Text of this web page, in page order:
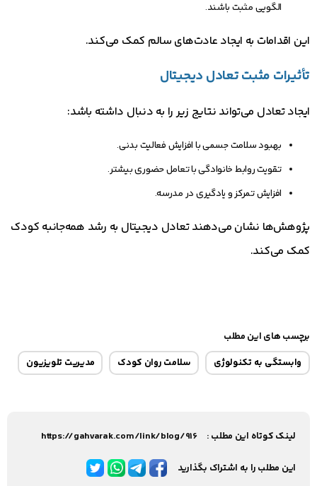
الگویی مثبت باشند.
این اقدامات به ایجاد عادت‌های سالم کمک می‌کند.
تأثیرات مثبت تعادل دیجیتال
ایجاد تعادل می‌تواند نتایج زیر را به دنبال داشته باشد:
بهبود سلامت جسمی با افزایش فعالیت بدنی.
تقویت روابط خانوادگی با تعامل حضوری بیشتر.
افزایش تمرکز و یادگیری در مدرسه.
پژوهش‌ها نشان می‌دهند تعادل دیجیتال به رشد همه‌جانبه کودک
کمک می‌کند.
برچسب های این مطلب
وابستگی به تکنولوژی
سلامت روان کودک مدیریت تلویزیون
لینک کوتاه این مطلب : https://gahvarak.com/link/blog/916
این مطلب را به اشتراک بگذارید